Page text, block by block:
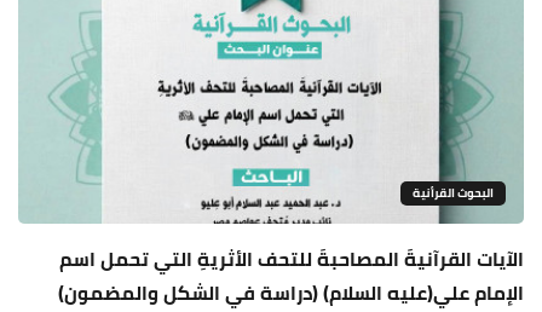
البحوث القرأنية
الآيات القرآنيةَ المصاحبةَ للتحف الأثريةِ التي تحمل اسم
الإمام علي(عليه السلام) (دراسة في الشكل والمضمون)